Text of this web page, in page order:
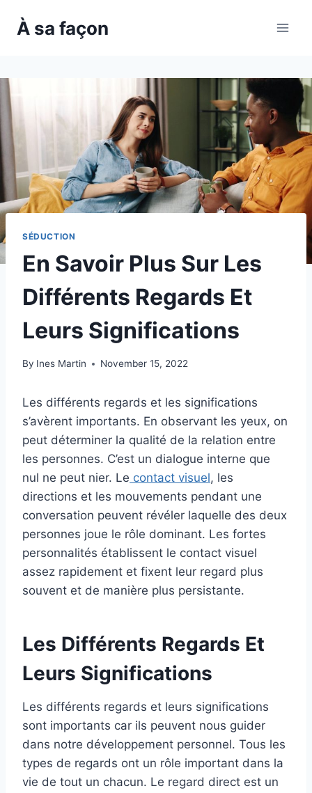
À sa façon
SÉDUCTION
En Savoir Plus Sur Les
Différents Regards Et
Leurs Significations
By Ines Martin November 15, 2022
Les différents regards et les significations
s’avèrent importants. En observant les yeux, on
peut déterminer la qualité de la relation entre
les personnes. C’est un dialogue interne que
nul ne peut nier. Le contact visuel, les
directions et les mouvements pendant une
conversation peuvent révéler laquelle des deux
personnes joue le rôle dominant. Les fortes
personnalités établissent le contact visuel
assez rapidement et fixent leur regard plus
souvent et de manière plus persistante.
Les Différents Regards Et
Leurs Significations
Les différents regards et leurs significations
sont importants car ils peuvent nous guider
dans notre développement personnel. Tous les
types de regards ont un rôle important dans la
vie de tout un chacun. Le regard direct est un